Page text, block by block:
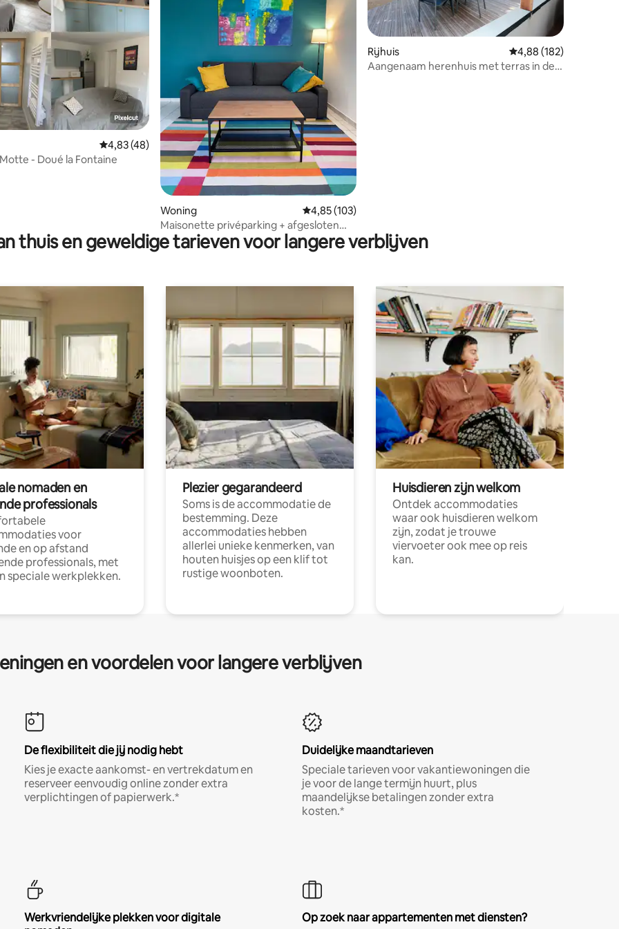
4,93 op 5, 254 recensies
Gemiddelde beoordeling van 4,83 op 5, 48 recensies
4,83 (48)
- Doué la Fontaine
Woning Gemiddelde beoordeling van 4,85 op 5, 103 recensies
4,85 (103)
Maisonette privéparking + afgesloten
fiets-/motorfietsgarage
Rijhuis Gemiddelde
4,88 (182)
Aangenaam herenhuis met terras in de
thuis en geweldige tarieven voor langere verblijven
nomaden en
professionals
voor
en op afstand
professionals, met
speciale werkplekken.
Plezier gegarandeerd
Soms is de accommodatie de
bestemming. Deze
accommodaties hebben
allerlei unieke kenmerken, van
houten huisjes op een klif tot
rustige woonboten.
Huisdieren zijn welkom
Ontdek accommodaties
waar ook huisdieren welkom
zijn, zodat je trouwe
viervoeter ook mee op reis
kan.
en voordelen voor langere verblijven
De flexibiliteit die jij nodig hebt
Kies je exacte aankomst- en vertrekdatum en
reserveer eenvoudig online zonder extra
verplichtingen of papierwerk.*
Duidelijke maandtarieven
Speciale tarieven voor vakantiewoningen die
je voor de lange termijn huurt, plus
maandelijkse betalingen zonder extra
kosten.*
Werkvriendelijke plekken voor digitale
Op zoek naar appartementen met diensten?